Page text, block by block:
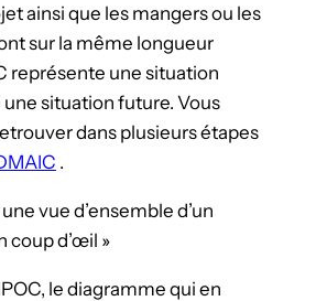
ainsi que les mangers ou les
sur la même longueur
représente une situation
situation future. Vous
dans plusieurs étapes
.
une vue d’ensemble d’un
coup d’œil »
le diagramme qui en